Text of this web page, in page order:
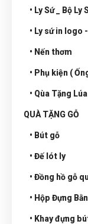
• Ly Sứ _ Bộ Ly
• Ly sứ in logo
• Nến thơm
• Phụ kiện (
• Qùa Tặng
QUÀ TẶNG GỖ
• Bút gỗ
• Đế lót ly
• Đồng hồ gỗ
• Hộp Đựng
• Khay đựng